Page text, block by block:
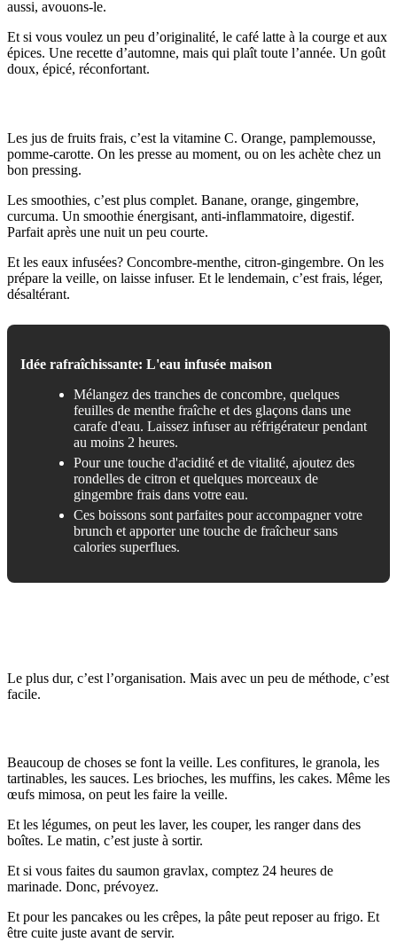
aussi, avouons-le.
Et si vous voulez un peu d’originalité, le café latte à la courge et aux
épices. Une recette d’automne, mais qui plaît toute l’année. Un goût
doux, épicé, réconfortant.
Les jus de fruits frais, c’est la vitamine C. Orange, pamplemousse,
pomme-carotte. On les presse au moment, ou on les achète chez un
bon pressing.
Les smoothies, c’est plus complet. Banane, orange, gingembre,
curcuma. Un smoothie énergisant, anti-inflammatoire, digestif.
Parfait après une nuit un peu courte.
Et les eaux infusées? Concombre-menthe, citron-gingembre. On les
prépare la veille, on laisse infuser. Et le lendemain, c’est frais, léger,
désaltérant.
Idée rafraîchissante: L'eau infusée maison
Mélangez des tranches de concombre, quelques
feuilles de menthe fraîche et des glaçons dans une
carafe d'eau. Laissez infuser au réfrigérateur pendant
au moins 2 heures.
Pour une touche d'acidité et de vitalité, ajoutez des
rondelles de citron et quelques morceaux de
gingembre frais dans votre eau.
Ces boissons sont parfaites pour accompagner votre
brunch et apporter une touche de fraîcheur sans
calories superflues.
Le plus dur, c’est l’organisation. Mais avec un peu de méthode, c’est
facile.
Beaucoup de choses se font la veille. Les confitures, le granola, les
tartinables, les sauces. Les brioches, les muffins, les cakes. Même les
œufs mimosa, on peut les faire la veille.
Et les légumes, on peut les laver, les couper, les ranger dans des
boîtes. Le matin, c’est juste à sortir.
Et si vous faites du saumon gravlax, comptez 24 heures de
marinade. Donc, prévoyez.
Et pour les pancakes ou les crêpes, la pâte peut reposer au frigo. Et
être cuite juste avant de servir.